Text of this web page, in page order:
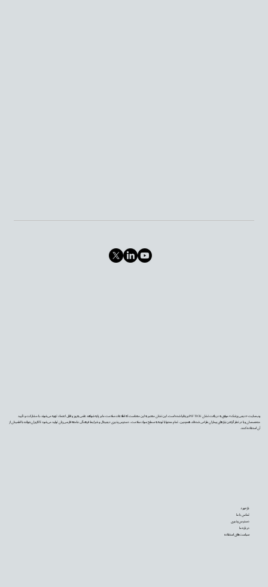
وب‌سایت «دیجی‌پزشک» موفق به دریافت نشان PIF TICK بریتانیا شده است. این نشان معتبر به این معناست که اطلاعات سلامت ما بر پایه شواهد علمی به‌روز و قابل اعتماد تهیه می‌شوند، با مشارکت و تأیید
متخصصان و با در نظر گرفتن نیازهای بیماران طراحی شده‌اند. همچنین، تمام محتوا با توجه به سطح سواد سلامت، دسترس‌پذیری دیجیتال و شرایط فرهنگی جامعه فارسی‌زبان تولید می‌شود تا کاربران بتوانند با اطمینان از
آن استفاده کنند.
بازخورد
تماس با ما
دسترس‌پذیری
درباره ما
سیاست‌های استفاده